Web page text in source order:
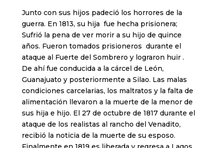
Junto con sus hijos padeció los horrores de la
guerra. En 1813, su hija fue hecha prisionera;
Sufrió la pena de ver morir a su hijo de quince
años. Fueron tomados prisioneros durante el
ataque al Fuerte del Sombrero y lograron huir .
De ahí fue conducida a la cárcel de León,
Guanajuato y posteriormente a Silao. Las malas
condiciones carcelarias, los maltratos y la falta de
alimentación llevaron a la muerte de la menor de
sus hija e hijo. El 27 de octubre de 1817 durante el
ataque de los realistas al rancho del Venadito,
recibió la noticia de la muerte de su esposo.